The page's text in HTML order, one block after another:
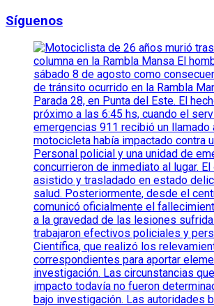
Síguenos